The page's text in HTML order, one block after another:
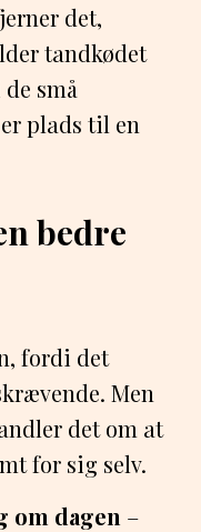
det,
tandkødet
små
plads til en
bedre
fordi det
Men
det om at
for sig selv.
om dagen –